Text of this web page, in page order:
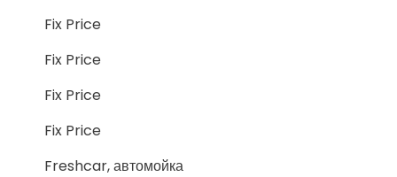
Fix Price
Fix Price
Fix Price
Fix Price
Freshcar, автомойка